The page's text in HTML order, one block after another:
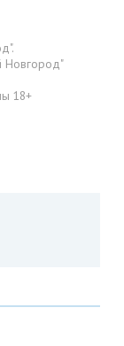
Новгород"
18+